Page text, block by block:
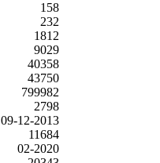
158
232
1812
9029
40358
43750
799982
2798
09-12-2013
11684
02-2020